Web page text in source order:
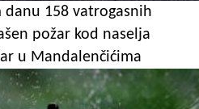
158 vatrogasnih
požar kod naselja
u Mandalenčićima